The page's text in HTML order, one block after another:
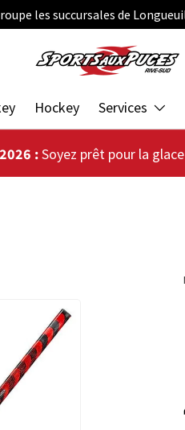
les succursales de
Hockey Services
:Soyez prêt pour la